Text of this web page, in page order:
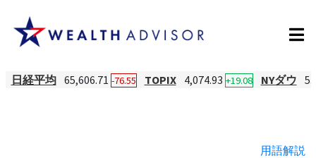
日経平均 65,606.71 -76.55 TOPIX 4,074.93 +19.08 NYダウ
用語解説